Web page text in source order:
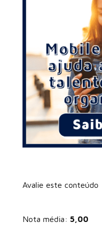
Avalie este conteúdo
Nota média: 5,00